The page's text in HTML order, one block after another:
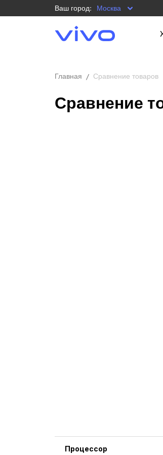
Ваш город: Москва
Главная Сравнение товаров
Сравнение
Процессор